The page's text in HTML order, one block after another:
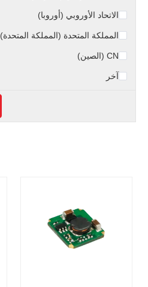
الاتحاد الأوروبي (أوروبا)
المملكة المتحدة (المملكة المتحدة)
CN (الصين)
آخر